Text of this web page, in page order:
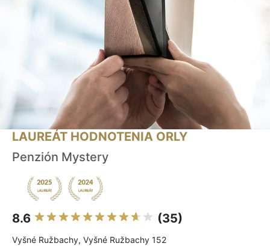
LAUREÁT HODNOTENIA ORLY
Penzión Mystery
8.6 (35)
Vyšné Ružbachy, Vyšné Ružbachy 152